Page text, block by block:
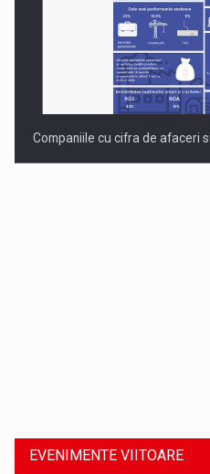
Companiile cu cifra de afaceri
EVENIMENTE VIITOARE